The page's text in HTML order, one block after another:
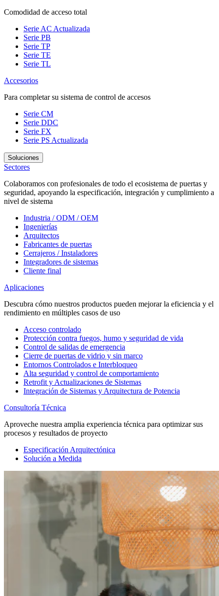
Comodidad de acceso total
Serie AC Actualizada
Serie PB
Serie TP
Serie TE
Serie TL
Accesorios
Para completar su sistema de control de accesos
Serie CM
Serie DDC
Serie FX
Serie PS Actualizada
Soluciones
Sectores
Colaboramos con profesionales de todo el ecosistema de puertas y
seguridad, apoyando la especificación, integración y cumplimiento a
nivel de sistema
Industria / ODM / OEM
Ingenierías
Arquitectos
Fabricantes de puertas
Cerrajeros / Instaladores
Integradores de sistemas
Cliente final
Aplicaciones
Descubra cómo nuestros productos pueden mejorar la eficiencia y el
rendimiento en múltiples casos de uso
Acceso controlado
Protección contra fuegos, humo y seguridad de vida
Control de salidas de emergencia
Cierre de puertas de vidrio y sin marco
Entornos Controlados e Interbloqueo
Alta seguridad y control de comportamiento
Retrofit y Actualizaciones de Sistemas
Integración de Sistemas y Arquitectura de Potencia
Consultoría Técnica
Aproveche nuestra amplia experiencia técnica para optimizar sus
procesos y resultados de proyecto
Especificación Arquitectónica
Solución a Medida